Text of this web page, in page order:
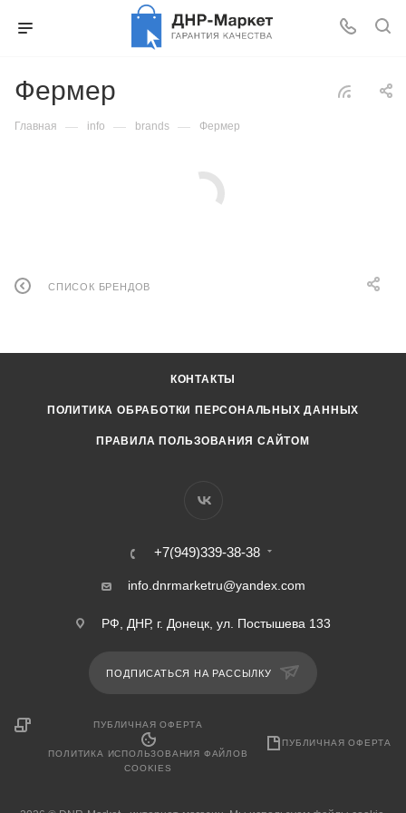
Фермер
Главная — info — brands — Фермер
СПИСОК БРЕНДОВ
КОНТАКТЫ
ПОЛИТИКА ОБРАБОТКИ ПЕРСОНАЛЬНЫХ ДАННЫХ
ПРАВИЛА ПОЛЬЗОВАНИЯ САЙТОМ
+7(949)339-38-38
info.dnrmarketru@yandex.com
РФ, ДНР, г. Донецк, ул. Постышева 133
ПОДПИСАТЬСЯ НА РАССЫЛКУ
ПУБЛИЧНАЯ ОФЕРТА
ПОЛИТИКА ИСПОЛЬЗОВАНИЯ ФАЙЛОВ
COOKIES
ПУБЛИЧНАЯ ОФЕРТА